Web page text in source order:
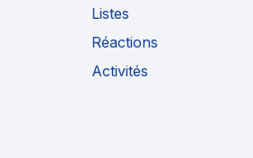
Listes
Réactions
Activités